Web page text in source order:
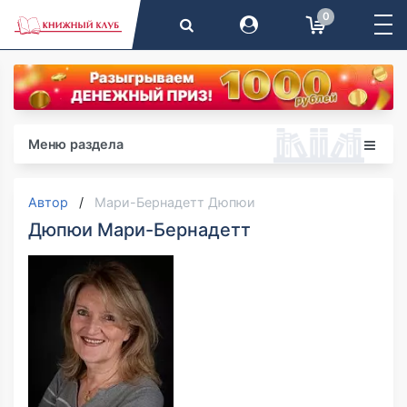
0
Меню раздела
Автор Мари-Бернадетт Дюпюи
Дюпюи Мари-Бернадетт